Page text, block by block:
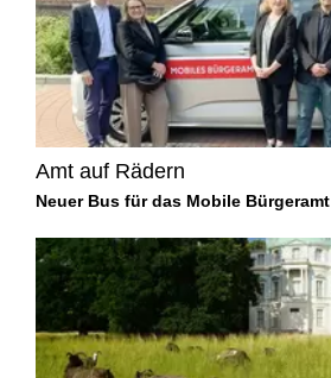
Amt auf Rädern
Neuer Bus für das Mobile Bürgeramt